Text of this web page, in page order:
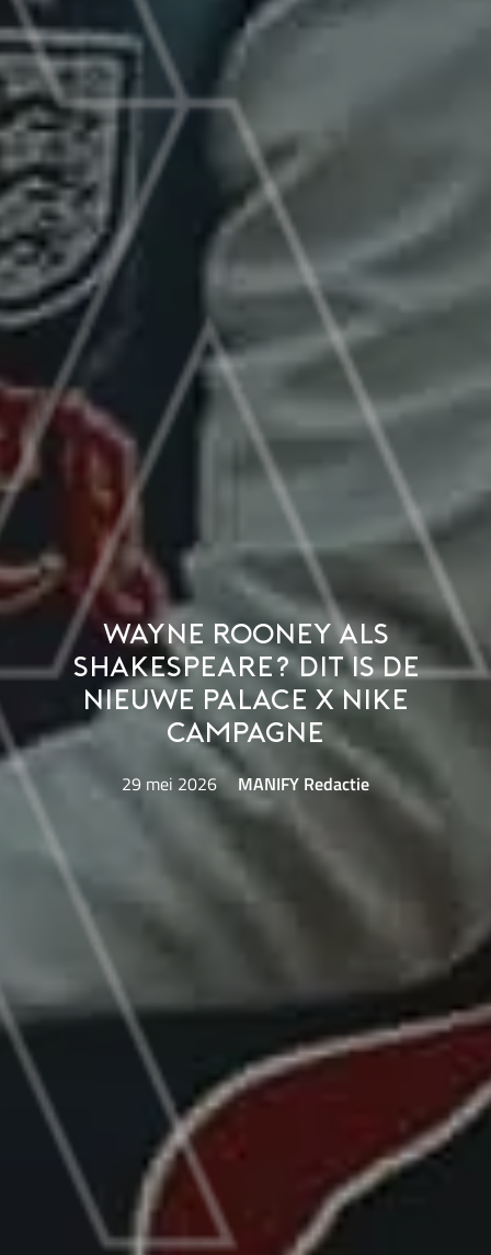
Wayne Rooney als
Shakespeare? Dit is de
nieuwe Palace x Nike
campagne
29 mei 2026 MANIFY Redactie